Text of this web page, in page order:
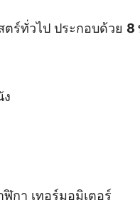
ร์ทั่วไป ประกอบด้วย 8
กา เทอร์มอมิเตอร์